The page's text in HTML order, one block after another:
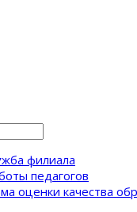
филиала
педагогов
оценки качества